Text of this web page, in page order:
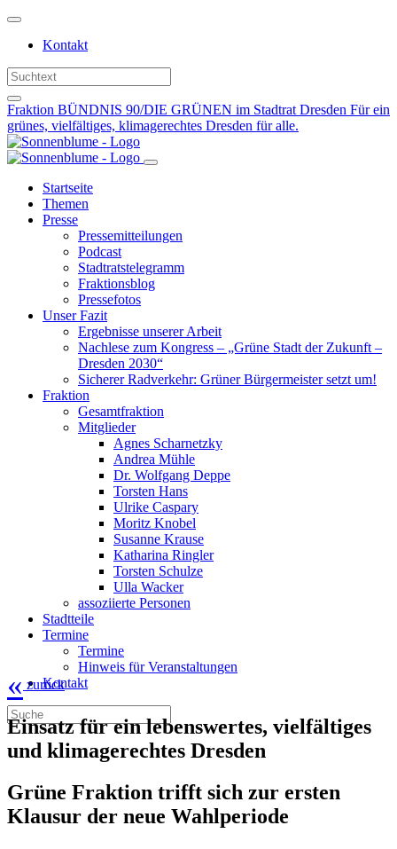
Weiter
Inhalt
Kontakt
Fraktion BÜNDNIS 90/DIE GRÜNEN im Stadtrat Dresden Für ein
grünes, vielfältiges, klimagerechtes Dresden für alle.
Startseite
Themen
Presse
Pressemitteilungen
Podcast
Stadtratstelegramm
Fraktionsblog
Pressefotos
Unser Fazit
Ergebnisse unserer Arbeit
Nachlese zum Kongress – „Grüne Stadt der Zukunft –
Dresden 2030“
Sicherer Radverkehr: Grüner Bürgermeister setzt um!
Fraktion
Gesamtfraktion
Mitglieder
Agnes Scharnetzky
Andrea Mühle
Dr. Wolfgang Deppe
Torsten Hans
Ulrike Caspary
Moritz Knobel
Susanne Krause
Katharina Ringler
Torsten Schulze
Ulla Wacker
assoziierte Personen
Stadtteile
Termine
Termine
Hinweis für Veranstaltungen
Kontakt
« zurück
Einsatz für ein lebenswertes, vielfältiges
und klimagerechtes Dresden
Grüne Fraktion trifft sich zur ersten
Klausur der neue Wahlperiode